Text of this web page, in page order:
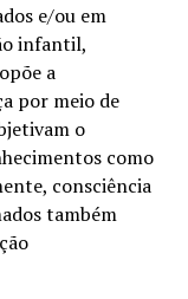
e/ou em
infantil,
a
por meio de
o
como
consciência
também